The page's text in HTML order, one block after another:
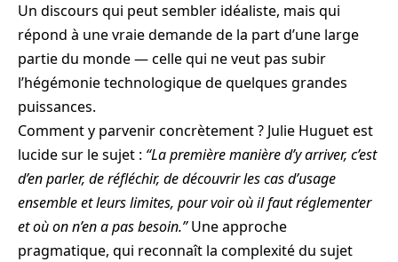
Un discours qui peut sembler idéaliste, mais qui
répond à une vraie demande de la part d’une large
partie du monde — celle qui ne veut pas subir
l’hégémonie technologique de quelques grandes
puissances.
Comment y parvenir concrètement ? Julie Huguet est
lucide sur le sujet : “La première manière d’y arriver, c’est
d’en parler, de réfléchir, de découvrir les cas d’usage
ensemble et leurs limites, pour voir où il faut réglementer
et où on n’en a pas besoin.”Une approche
pragmatique, qui reconnaît la complexité du sujet